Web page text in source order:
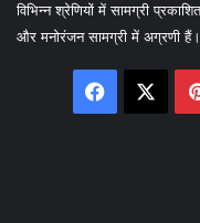
विभिन्न श्रेणियों में सामग्री
और मनोरंजन सामग्री में अग्रणी हैं।
Facebook